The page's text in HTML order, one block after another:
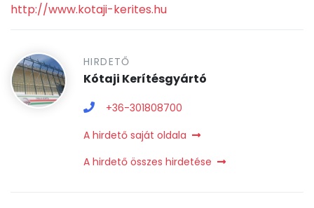
http://www.kotaji-kerites.hu
HIRDETŐ
Kótaji Kerítésgyártó
+36-301808700
A hirdető saját oldala
A hirdető összes hirdetése